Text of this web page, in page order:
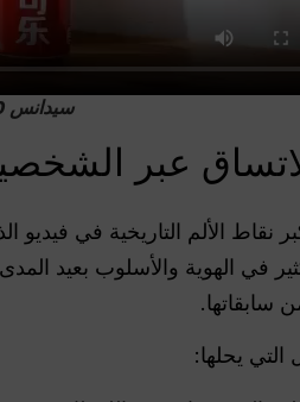
سيدانس 2.0: الحركة الأساسية والفيزياء: أكثر استقراراً وسلاسة وواقعية
في الهوية والأسلوب بعيد
سابقاتها.
التي يحلها: